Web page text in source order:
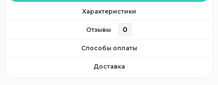
Характеристики
Отзывы 0
Способы оплаты
Доставка